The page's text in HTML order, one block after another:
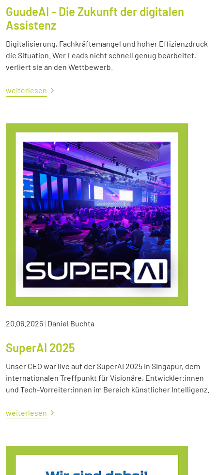
GuudeAI - Die Zukunft der digitalen
Assistenz
Digitalisierung, Fachkräftemangel und hoher Effizienzdruck
die Situation. Wer Leads nicht schnell genug bearbeitet,
verliert sie an den Wettbewerb.
weiterlesen
20.06.2025| Daniel Buchta
SuperAI 2025
Unser CEO war live auf der SuperAI 2025 in Singapur, dem
internationalen Treffpunkt für Visionäre, Entwickler:innen
und Tech-Vorreiter:innen im Bereich künstlicher Intelligenz.
weiterlesen